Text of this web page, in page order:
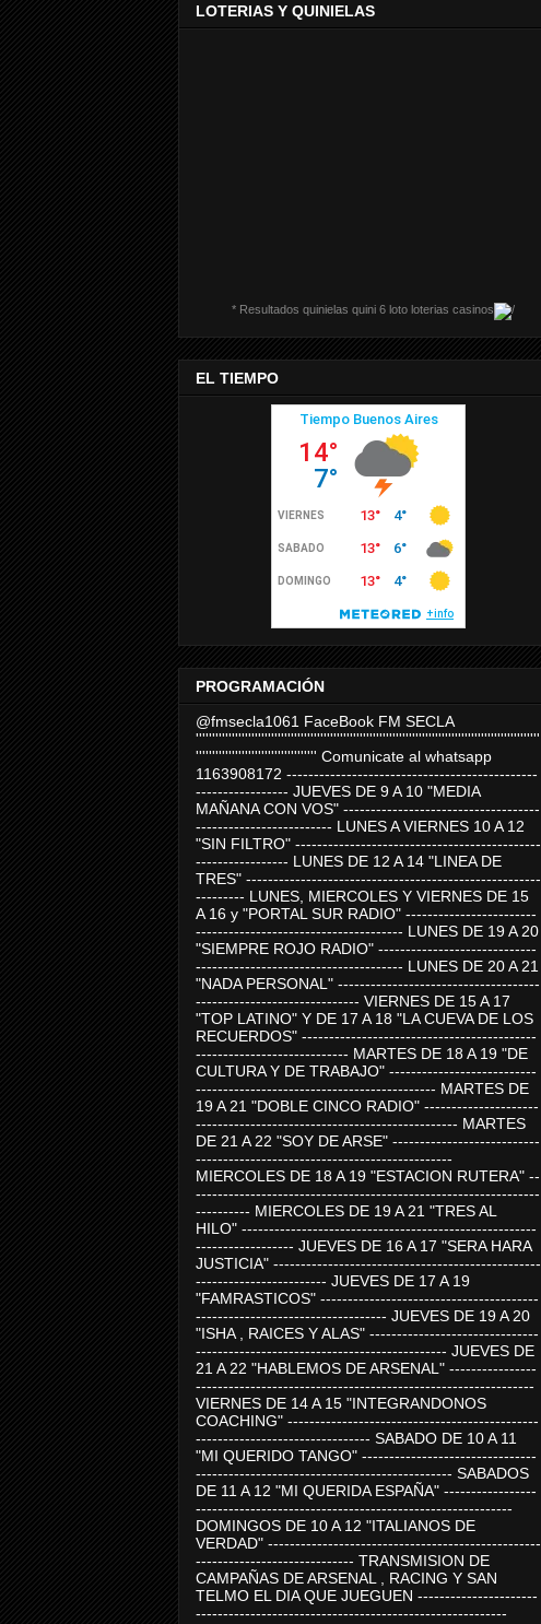
LOTERIAS Y QUINIELAS
* Resultados quinielas quini 6 loto loterias casinos
EL TIEMPO
PROGRAMACIÓN
@fmsecla1061 FaceBook FM SECLA
'''''''''''''''''''''''''''''''''''''''''''''''''''''''''''''''''''''''''''''''''''''''''''''''''''''''''
''''''''''''''''''''''''''''''''''''' Comunicate al whatsapp
1163908172 ----------------------------------------------
----------------- JUEVES DE 9 A 10 "MEDIA
MAÑANA CON VOS" ------------------------------------
------------------------- LUNES A VIERNES 10 A 12
"SIN FILTRO" ---------------------------------------------
----------------- LUNES DE 12 A 14 "LINEA DE
TRES" ------------------------------------------------------
--------- LUNES, MIERCOLES Y VIERNES DE 15
A 16 y "PORTAL SUR RADIO" ------------------------
-------------------------------------- LUNES DE 19 A 20
"SIEMPRE ROJO RADIO" -----------------------------
-------------------------------------- LUNES DE 20 A 21
"NADA PERSONAL" -------------------------------------
------------------------------ VIERNES DE 15 A 17
"TOP LATINO" Y DE 17 A 18 "LA CUEVA DE LOS
RECUERDOS" -------------------------------------------
---------------------------- MARTES DE 18 A 19 "DE
CULTURA Y DE TRABAJO" ---------------------------
-------------------------------------------- MARTES DE
19 A 21 "DOBLE CINCO RADIO" ---------------------
------------------------------------------------ MARTES
DE 21 A 22 "SOY DE ARSE" ---------------------------
-----------------------------------------------
MIERCOLES DE 18 A 19 "ESTACION RUTERA" --
---------------------------------------------------------------
---------- MIERCOLES DE 19 A 21 "TRES AL
HILO" ------------------------------------------------------
------------------ JUEVES DE 16 A 17 "SERA HARA
JUSTICIA" -------------------------------------------------
------------------------ JUEVES DE 17 A 19
"FAMRASTICOS" ----------------------------------------
----------------------------------- JUEVES DE 19 A 20
"ISHA , RAICES Y ALAS" -------------------------------
---------------------------------------------- JUEVES DE
21 A 22 "HABLEMOS DE ARSENAL" ----------------
--------------------------------------------------------------
VIERNES DE 14 A 15 "INTEGRANDONOS
COACHING" ----------------------------------------------
-------------------------------- SABADO DE 10 A 11
"MI QUERIDO TANGO" --------------------------------
----------------------------------------------- SABADOS
DE 11 A 12 "MI QUERIDA ESPAÑA" -----------------
----------------------------------------------------------
DOMINGOS DE 10 A 12 "ITALIANOS DE
VERDAD" --------------------------------------------------
----------------------------- TRANSMISION DE
CAMPAÑAS DE ARSENAL , RACING Y SAN
TELMO EL DIA QUE JUEGUEN ----------------------
---------------------------------------------------------